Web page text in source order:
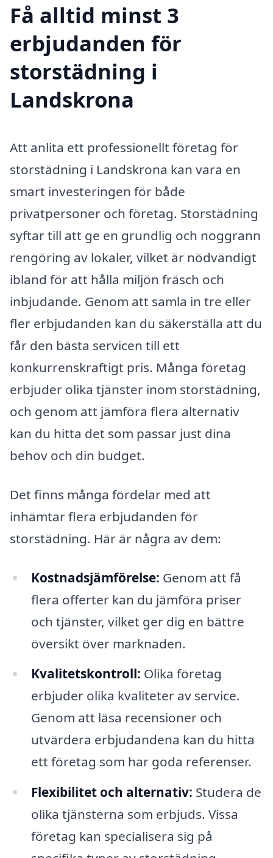
Få alltid minst 3
erbjudanden för
storstädning i
Landskrona
Att anlita ett professionellt företag för
storstädning i Landskrona kan vara en
smart investeringen för både
privatpersoner och företag. Storstädning
syftar till att ge en grundlig och noggrann
rengöring av lokaler, vilket är nödvändigt
ibland för att hålla miljön fräsch och
inbjudande. Genom att samla in tre eller
fler erbjudanden kan du säkerställa att du
får den bästa servicen till ett
konkurrenskraftigt pris. Många företag
erbjuder olika tjänster inom storstädning,
och genom att jämföra flera alternativ
kan du hitta det som passar just dina
behov och din budget.
Det finns många fördelar med att
inhämtar flera erbjudanden för
storstädning. Här är några av dem:
Kostnadsjämförelse: Genom att få
flera offerter kan du jämföra priser
och tjänster, vilket ger dig en bättre
översikt över marknaden.
Kvalitetskontroll: Olika företag
erbjuder olika kvaliteter av service.
Genom att läsa recensioner och
utvärdera erbjudandena kan du hitta
ett företag som har goda referenser.
Flexibilitet och alternativ: Studera de
olika tjänsterna som erbjuds. Vissa
företag kan specialisera sig på